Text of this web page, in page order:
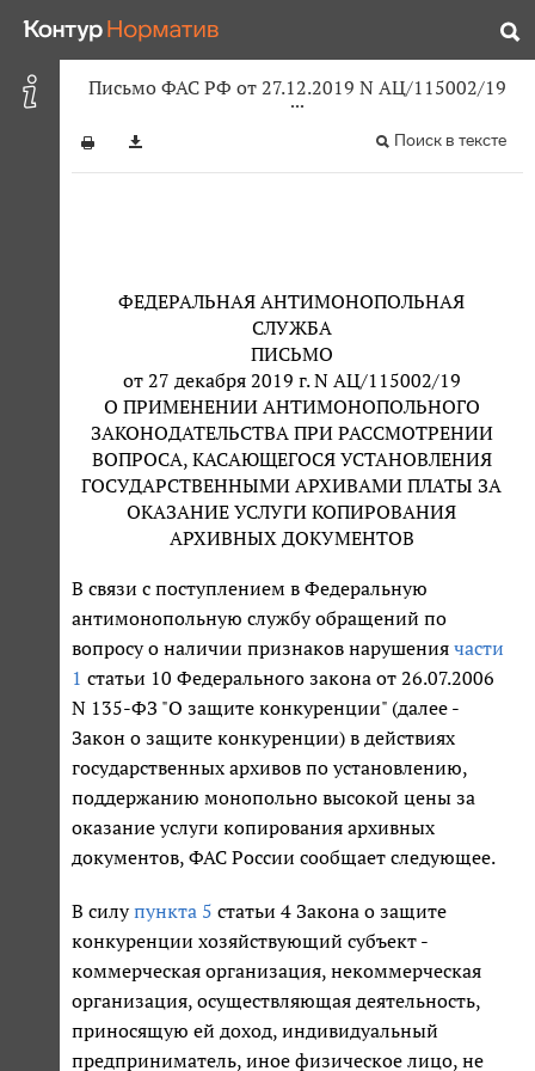
Письмо ФАС РФ от 27.12.2019 N АЦ/115002/19
Поиск в тексте
ФЕДЕРАЛЬНАЯ АНТИМОНОПОЛЬНАЯ
СЛУЖБА
ПИСЬМО
от 27 декабря 2019 г. N АЦ/115002/19
О ПРИМЕНЕНИИ АНТИМОНОПОЛЬНОГО
ЗАКОНОДАТЕЛЬСТВА ПРИ РАССМОТРЕНИИ
ВОПРОСА, КАСАЮЩЕГОСЯ УСТАНОВЛЕНИЯ
ГОСУДАРСТВЕННЫМИ АРХИВАМИ ПЛАТЫ ЗА
ОКАЗАНИЕ УСЛУГИ КОПИРОВАНИЯ
АРХИВНЫХ ДОКУМЕНТОВ
В связи с поступлением в Федеральную
антимонопольную службу обращений по
вопросу о наличии признаков нарушения части
1 статьи 10 Федерального закона от 26.07.2006
N 135-ФЗ "О защите конкуренции" (далее -
Закон о защите конкуренции) в действиях
государственных архивов по установлению,
поддержанию монопольно высокой цены за
оказание услуги копирования архивных
документов, ФАС России сообщает следующее.
В силупункта 5 статьи 4 Закона о защите
конкуренции хозяйствующий субъект -
коммерческая организация, некоммерческая
организация, осуществляющая деятельность,
приносящую ей доход, индивидуальный
предприниматель, иное физическое лицо, не